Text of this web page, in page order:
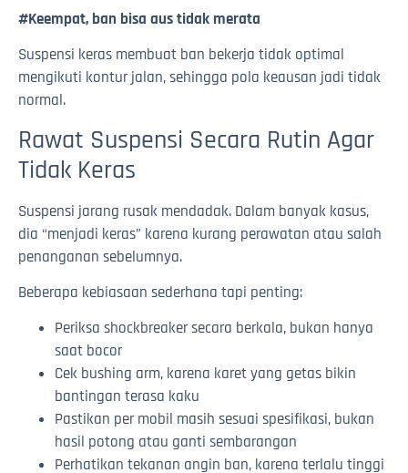
#Keempat, ban bisa aus tidak merata
Suspensi keras membuat ban bekerja tidak optimal
mengikuti kontur jalan, sehingga pola keausan jadi tidak
normal.
Rawat Suspensi Secara Rutin Agar
Tidak Keras
Suspensi jarang rusak mendadak. Dalam banyak kasus,
dia “menjadi keras” karena kurang perawatan atau salah
penanganan sebelumnya.
Beberapa kebiasaan sederhana tapi penting:
Periksa shockbreaker secara berkala, bukan hanya
saat bocor
Cek bushing arm, karena karet yang getas bikin
bantingan terasa kaku
Pastikan per mobil masih sesuai spesifikasi, bukan
hasil potong atau ganti sembarangan
Perhatikan tekanan angin ban, karena terlalu tinggi